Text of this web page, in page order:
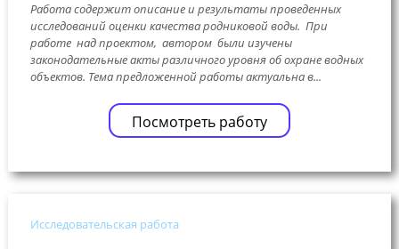
Работа содержит описание и результаты проведенных
исследований оценки качества родниковой воды. При
работе над проектом, автором были изучены
законодательные акты различного уровня об охране водных
объектов. Тема предложенной работы актуальна в...
Посмотреть работу
Исследовательская работа